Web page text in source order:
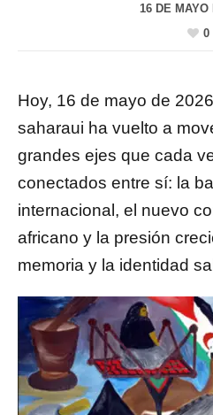
16 DE MAYO
0
Hoy, 16 de mayo de
saharaui ha vuelto a
grandes ejes que cada
conectados entre sí: la
internacional, el nuevo
africano y la presión
memoria y la identidad